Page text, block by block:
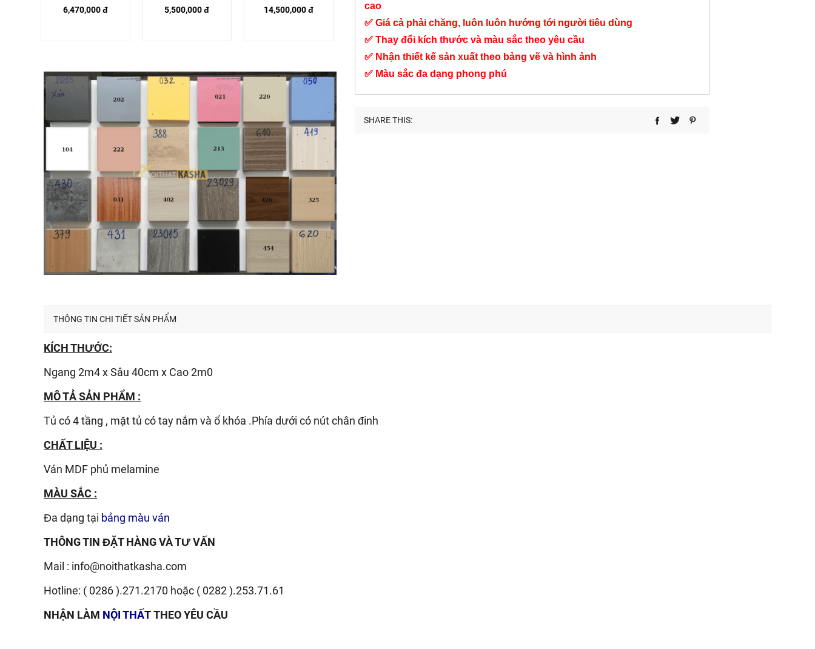
6,470,000 đ 5,500,000 đ 14,500,000 đ
kính TC122
5,900,000 đ 6,950,000 đ 3,050,000 đ
cao
✅ Giá cả phải chăng, luôn luôn hướng tới người tiêu dùng
✅ Thay đổi kích thước và màu sắc theo yêu cầu
✅ Nhận thiết kế sản xuất theo bảng vẽ và hình ảnh
✅ Màu sắc đa dạng phong phú
SHARE THIS:
THÔNG TIN CHI TIẾT SẢN PHẨM
KÍCH THƯỚC:
Ngang 2m4 x Sâu 40cm x Cao 2m0
MÔ TẢ SẢN PHẨM :
Tủ có 4 tầng , mặt tủ có tay nắm và ổ khóa .Phía dưới có nút chân đinh
CHẤT LIỆU :
Ván MDF phủ melamine
MÀU SẮC :
Đa dạng tại bảng màu ván
THÔNG TIN ĐẶT HÀNG VÀ TƯ VẤN
Mail : info@noithatkasha.com
Hotline: ( 0286 ).271.2170 hoặc ( 0282 ).253.71.61
NHẬN LÀM NỘI THẤTTHEO YÊU CẦU